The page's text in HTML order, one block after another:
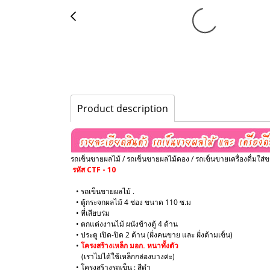
Product description
รถเข็นขายผลไม้ / รถเข็นขายผลไม้ดอง / รถเข็นขายเครื่องดื่มใส่
รหัส CTF - 10
• รถเข็นขายผลไม้ .
• ตู้กระจกผลไม้ 4 ช่อง ขนาด 110 ซ.ม
• ที่เสียบร่ม
• ตกแต่งงานไม้ ผนังข้างตู้ 4 ด้าน
• ประตู เปิด-ปิด 2 ด้าน (ฝั่งคนขาย และ ฝั่งด้ามเข็น)
​• โครงสร้างเหล็ก มอก. หนาทั้งตัว
(เราไม่ได้ใช้เหล็กกล่องบางค่ะ)
​• โครงสร้างรถเข็น : สีดำ